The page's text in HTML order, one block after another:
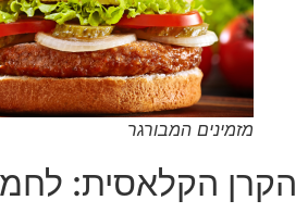
מזמינים המבורגר
הקרן הקלאסית: